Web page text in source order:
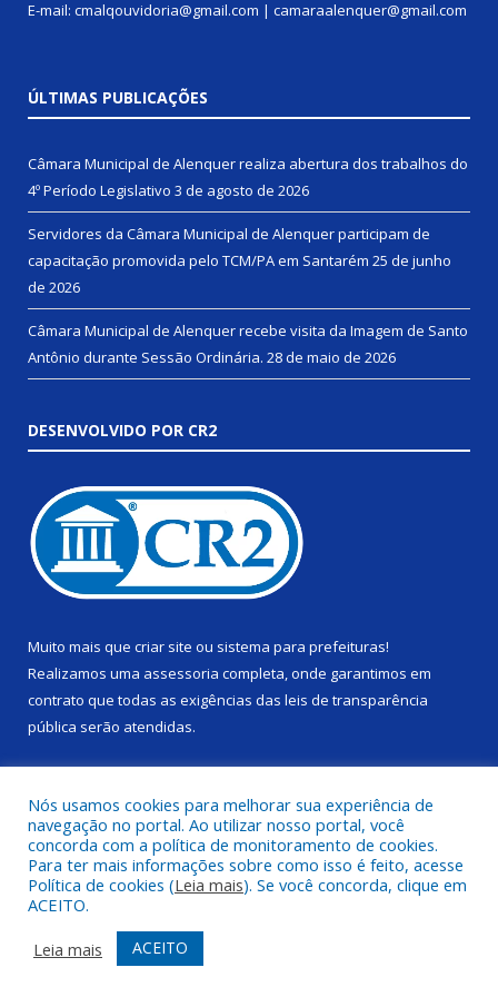
E-mail: cmalqouvidoria@gmail.com | camaraalenquer@gmail.com
ÚLTIMAS PUBLICAÇÕES
Câmara Municipal de Alenquer realiza abertura dos trabalhos do
4º Período Legislativo 3 de agosto de 2026
Servidores da Câmara Municipal de Alenquer participam de
capacitação promovida pelo TCM/PA em Santarém 25 de junho
de 2026
Câmara Municipal de Alenquer recebe visita da Imagem de Santo
Antônio durante Sessão Ordinária. 28 de maio de 2026
DESENVOLVIDO POR CR2
Muito mais que criar site ou sistema para prefeituras!
Realizamos uma assessoria completa, onde garantimos em
contrato que todas as exigências das leis de transparência
pública serão atendidas.
Todos os direitos reservados a Câmara Municipal de Alenquer.
Mapa do Site
Acessar Área Administrativa
Acessar Webmail
Nós usamos cookies para melhorar sua experiência de
navegação no portal. Ao utilizar nosso portal, você
concorda com a política de monitoramento de cookies.
Para ter mais informações sobre como isso é feito, acesse
Política de cookies (Leia mais). Se você concorda, clique em
ACEITO.
Leia mais
ACEITO